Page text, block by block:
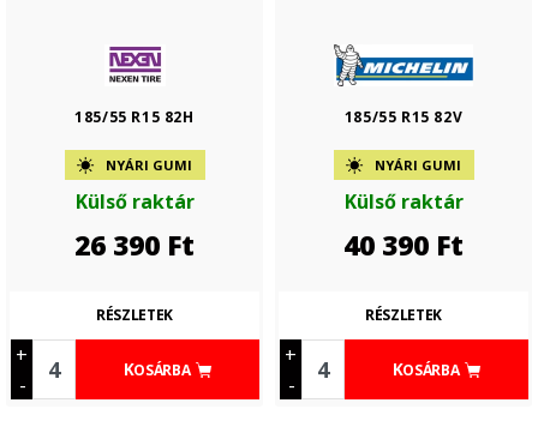
185/55 R15 82H
NYÁRI GUMI
Külső raktár
26 390 Ft
+
-
KOSÁRBA
RÉSZLETEK
185/55 R15 82V
NYÁRI GUMI
Külső raktár
40 390 Ft
+
-
KOSÁRBA
RÉSZLETEK